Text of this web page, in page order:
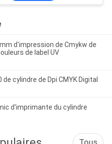
d'impression de Cmykw de
de label UV
cylindre de Dpi CMYK Digital
d'imprimante du cylindre